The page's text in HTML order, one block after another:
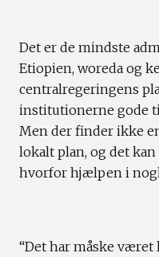
Det er de mindste
Etiopien, woreda og
centralregeringens
institutionerne gode
Men der finder ikke
lokalt plan, og det
hvorfor hjælpen i
“Det har måske